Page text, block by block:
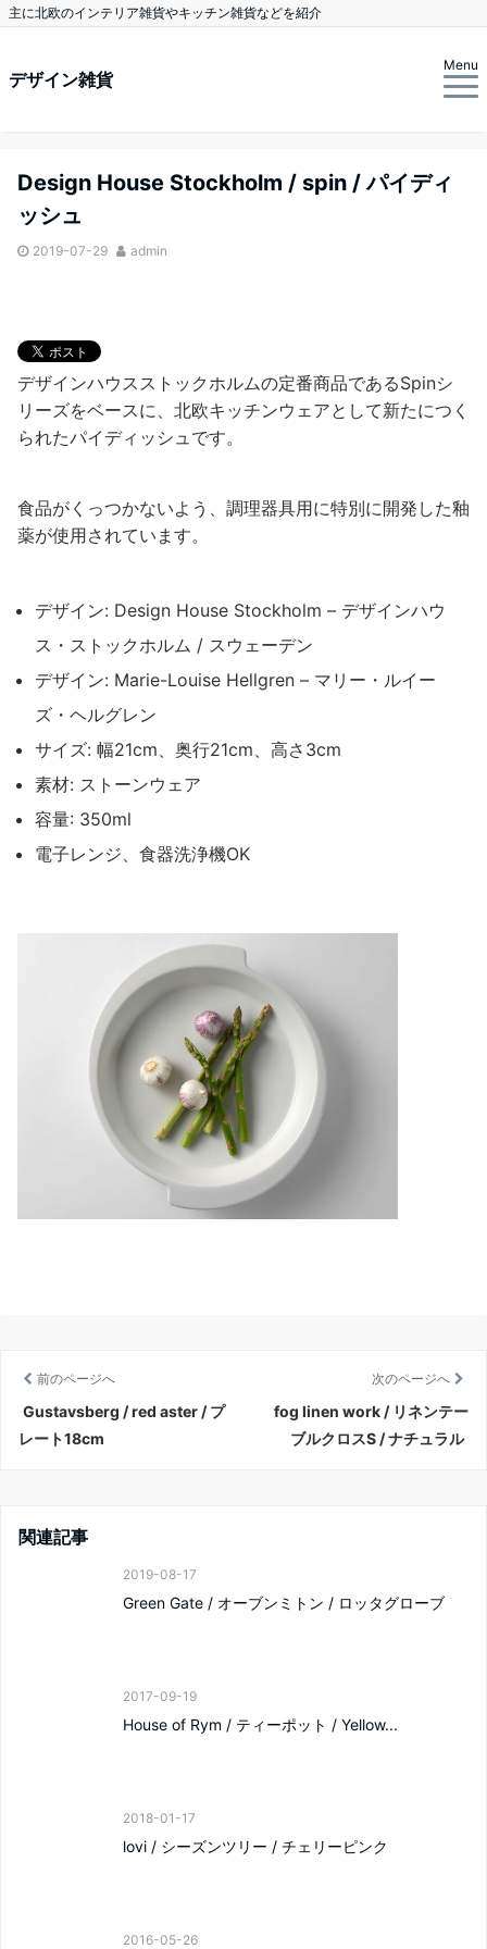
主に北欧のインテリア雑貨やキッチン雑貨などを紹介
デザイン雑貨
Menu
Design House Stockholm / spin / パイディ
ッシュ
2019-07-29 admin
デザインハウスストックホルムの定番商品であるSpinシ
リーズをベースに、北欧キッチンウェアとして新たにつく
られたパイディッシュです。
食品がくっつかないよう、調理器具用に特別に開発した釉
薬が使用されています。
デザイン: Design House Stockholm – デザインハウ
ス・ストックホルム / スウェーデン
デザイン: Marie-Louise Hellgren – マリー・ルイー
ズ・ヘルグレン
サイズ: 幅21cm、奥行21cm、高さ3cm
素材: ストーンウェア
容量: 350ml
電子レンジ、食器洗浄機OK
前のページへ
Gustavsberg / red aster / プ
レート18cm
次のページへ
fog linen work / リネンテー
ブルクロスS / ナチュラル
関連記事
2019-08-17
Green Gate / オーブンミトン / ロッタグローブ
2017-09-19
House of Rym / ティーポット / Yellow...
2018-01-17
lovi / シーズンツリー / チェリーピンク
2016-05-26